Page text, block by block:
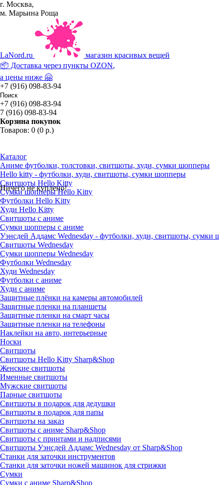
г. Москва,
м. Марьина Роща
LaNord.ru
магазин красивых вещей
📦 Доставка через пункты OZON,
а цены ниже 🤗
+7 (916) 098-83-94
+7 (916) 098-83-94
7 (916) 098-83-94
Корзина покупок
Товаров: 0 (0 р.)
Ничего не куплено!
Каталог
Аниме футболки, толстовки, свитшоты, худи, сумки шопперы
Hello kitty - футболки, худи, свитшоты, сумки шопперы
Свитшоты Hello Kitty
Сумки шопперы Hello Kitty
Футболки Hello Kitty
Худи Hello Kitty
Свитшоты с аниме
Сумки шопперы с аниме
Уэнсдей Аддамс Wednesday - футболки, худи, свитшоты, сумки
Свитшоты Wednesday
Сумки шопперы Wednesday
Футболки Wednesday
Худи Wednesday
Футболки с аниме
Худи с аниме
Защитные плёнки на камеры автомобилей
Защитные пленки на планшеты
Защитные пленки на смарт часы
Защитные пленки на телефоны
Наклейки на авто, интерьерные
Носки
Свитшоты
Cвитшоты Hello Kitty Sharp&Shop
Женские свитшоты
Именные свитшоты
Мужские свитшоты
Парные свитшоты
Свитшоты в подарок для дедушки
Свитшоты в подарок для папы
Свитшоты на заказ
Свитшоты с аниме Sharp&Shop
Свитшоты с принтами и надписями
Свитшоты Уэнсдей Аддамс Wednesday от Sharp&Shop
Станки для заточки инструментов
Станки для заточки ножей машинок для стрижки
Сумки
Сумки с аниме Sharp&Shop